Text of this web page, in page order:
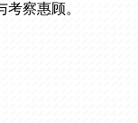
察惠顾。